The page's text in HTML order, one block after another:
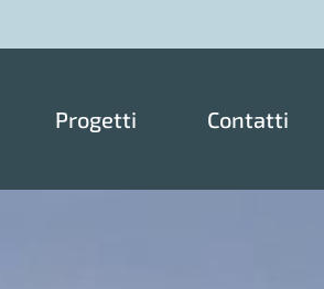
Progetti Contatti